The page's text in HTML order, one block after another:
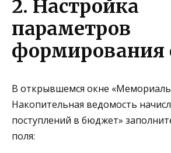
2. Настройка
параметров
формирования
В открывшемся окне
Накопительная ведомость
поступлений в бюджет»
поля: